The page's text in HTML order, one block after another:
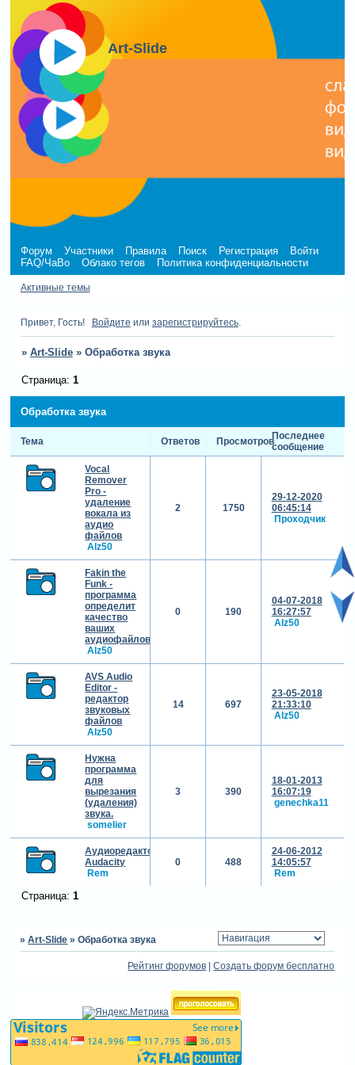
Art-Slide
Форум Участники Правила Поиск Регистрация
Войти
FAQ/ЧаВо
Облако тегов Политика конфиденциальности
Активные темы
Привет, Гость! Войдите или зарегистрируйтесь.
» Art-Slide » Обработка звука
Обработка звука
Страница: 1
Тема Ответов ПросмотровПоследнее
сообщение
Vocal
Remover
Pro -
удаление
вокала из
аудио
файлов
Alz50
2 1750
29-12-2020
06:45:14
Проходчик
Fakin the
Funk -
программа
определит
качество
ваших
аудиофайлов
Alz50
0 190
04-07-2018
16:27:57
Alz50
AVS Audio
Editor -
редактор
звуковых
файлов
Alz50
14 697
23-05-2018
21:33:10
Alz50
Нужна
программа
для
вырезания
(удаления)
звука.
somelier
3 390
18-01-2013
16:07:19
genechka11
Аудиоредактор
Audacity
Rem
0 488
24-06-2012
14:05:57
Rem
Страница: 1
»Art-Slide »Обработка звука
Рейтинг форумов |Создать форум бесплатно